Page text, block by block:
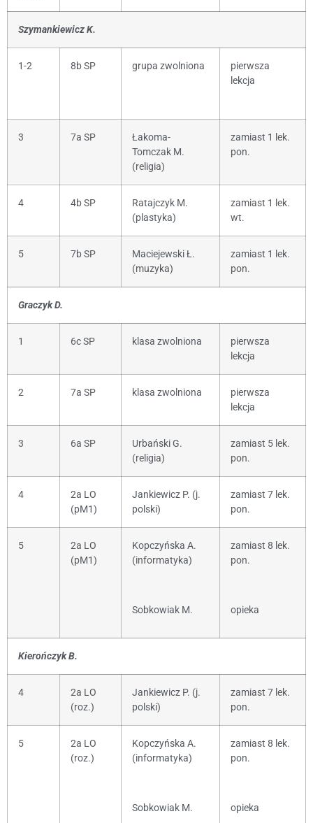
Szymankiewicz K.
1-2 8b SP grupa zwolniona
pierwsza
lekcja
3 7a SP
Łakoma-
Tomczak M.
(religia)
zamiast 1 lek.
pon.
4 4b SP
Ratajczyk M.
(plastyka)
zamiast 1 lek.
wt.
5 7b SP
Maciejewski Ł.
(muzyka)
zamiast 1 lek.
pon.
Graczyk D.
1 6c SP klasa zwolniona
pierwsza
lekcja
2 7a SP klasa zwolniona
pierwsza
lekcja
3 6a SP
Urbański G.
(religia)
zamiast 5 lek.
pon.
4
2a LO
(pM1)
Jankiewicz P. (j.
polski)
zamiast 7 lek.
pon.
5
2a LO
(pM1)
Kopczyńska A.
(informatyka)
Sobkowiak M.
zamiast 8 lek.
pon.
opieka
Kierończyk B.
4
2a LO
(roz.)
Jankiewicz P. (j.
polski)
zamiast 7 lek.
pon.
5
2a LO
(roz.)
Kopczyńska A.
(informatyka)
Sobkowiak M.
zamiast 8 lek.
pon.
opieka